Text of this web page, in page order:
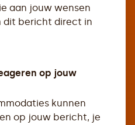
aan jouw wensen
dit bericht direct in
op jouw
kunnen
op jouw bericht, je